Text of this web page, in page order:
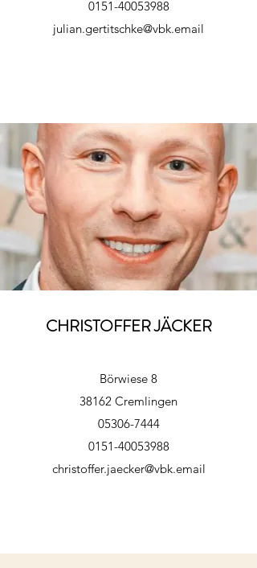
0151-40053988
julian.gertitschke@vbk.email
CHRISTOFFER JÄCKER
Börwiese 8
38162 Cremlingen
05306-7444
0151-40053988
christoffer.jaecker@vbk.email